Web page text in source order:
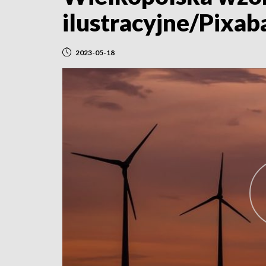
ilustracyjne/
2023-05-18